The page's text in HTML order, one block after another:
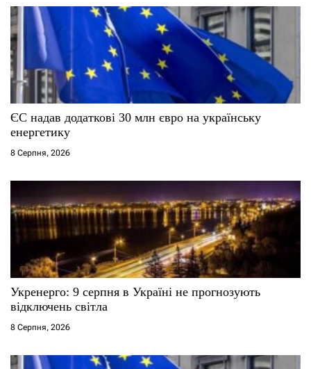
а
п
и
с
і
в
ЄС надав додаткові 30 млн євро на українську
енергетику
8 Серпня, 2026
Укренерго: 9 серпня в Україні не прогнозують
відключень світла
8 Серпня, 2026